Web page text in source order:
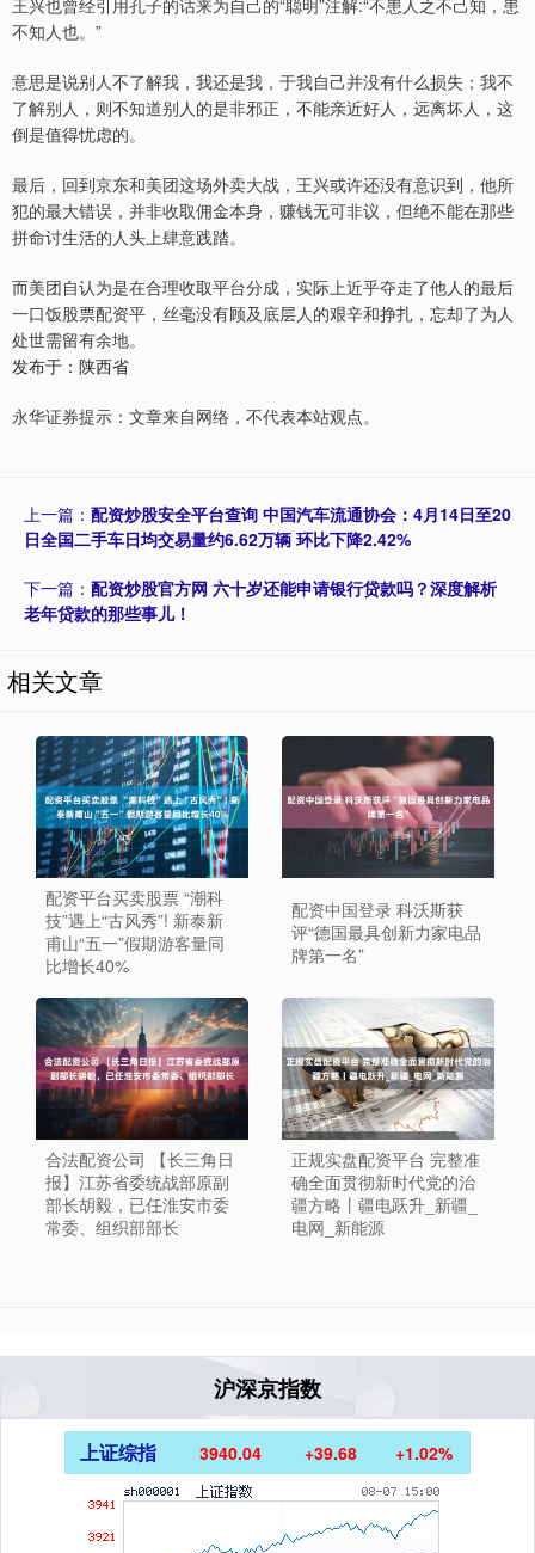
王兴也曾经引用孔子的话来为自己的“聪明”注解:“不患人之不己知，患
不知人也。”
意思是说别人不了解我，我还是我，于我自己并没有什么损失；我不
了解别人，则不知道别人的是非邪正，不能亲近好人，远离坏人，这
倒是值得忧虑的。
最后，回到京东和美团这场外卖大战，王兴或许还没有意识到，他所
犯的最大错误，并非收取佣金本身，赚钱无可非议，但绝不能在那些
拼命讨生活的人头上肆意践踏。
而美团自认为是在合理收取平台分成，实际上近乎夺走了他人的最后
一口饭股票配资平，丝毫没有顾及底层人的艰辛和挣扎，忘却了为人
处世需留有余地。
发布于：陕西省
永华证券提示：文章来自网络，不代表本站观点。
上一篇： 配资炒股安全平台查询 中国汽车流通协会：4月14日至20
日全国二手车日均交易量约6.62万辆 环比下降2.42%
下一篇： 配资炒股官方网 六十岁还能申请银行贷款吗？深度解析
老年贷款的那些事儿！
相关文章
配资平台买卖股票 “潮科
技”遇上“古风秀”! 新泰新
甫山“五一”假期游客量同
比增长40%
配资中国登录 科沃斯获
评“德国最具创新力家电品
牌第一名”
合法配资公司 【长三角日
报】江苏省委统战部原副
部长胡毅，已任淮安市委
常委、组织部部长
正规实盘配资平台 完整准
确全面贯彻新时代党的治
疆方略丨疆电跃升_新疆_
电网_新能源
沪深京指数
上证综指 3940.04 +39.68 +1.02%